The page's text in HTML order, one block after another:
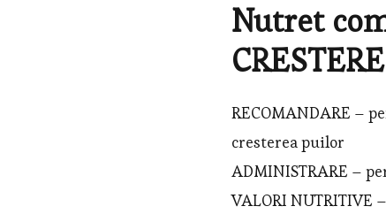
Nutret
RECOMANDARE –
cresterea puilor
ADMINISTRARE –
VALORI NUTRITIVE